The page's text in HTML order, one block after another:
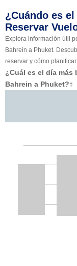
¿Cuándo es
Reservar
Explora información útil
Bahrein a Phuket.
reservar y cómo
¿Cuál es el día más
Bahrein a Phuket?‡